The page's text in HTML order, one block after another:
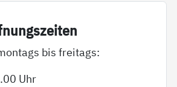
bis freitags:
Uhr